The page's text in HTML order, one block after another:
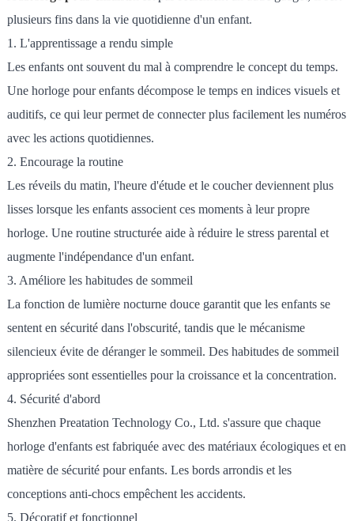
plusieurs fins dans la vie quotidienne d'un enfant.
1. L'apprentissage a rendu simple
Les enfants ont souvent du mal à comprendre le concept du temps.
Une horloge pour enfants décompose le temps en indices visuels et
auditifs, ce qui leur permet de connecter plus facilement les numéros
avec les actions quotidiennes.
2. Encourage la routine
Les réveils du matin, l'heure d'étude et le coucher deviennent plus
lisses lorsque les enfants associent ces moments à leur propre
horloge. Une routine structurée aide à réduire le stress parental et
augmente l'indépendance d'un enfant.
3. Améliore les habitudes de sommeil
La fonction de lumière nocturne douce garantit que les enfants se
sentent en sécurité dans l'obscurité, tandis que le mécanisme
silencieux évite de déranger le sommeil. Des habitudes de sommeil
appropriées sont essentielles pour la croissance et la concentration.
4. Sécurité d'abord
Shenzhen Preatation Technology Co., Ltd. s'assure que chaque
horloge d'enfants est fabriquée avec des matériaux écologiques et en
matière de sécurité pour enfants. Les bords arrondis et les
conceptions anti-chocs empêchent les accidents.
5. Décoratif et fonctionnel